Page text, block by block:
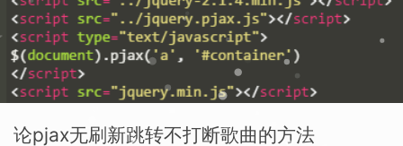
论pjax无刷新跳转不打断歌曲的方法